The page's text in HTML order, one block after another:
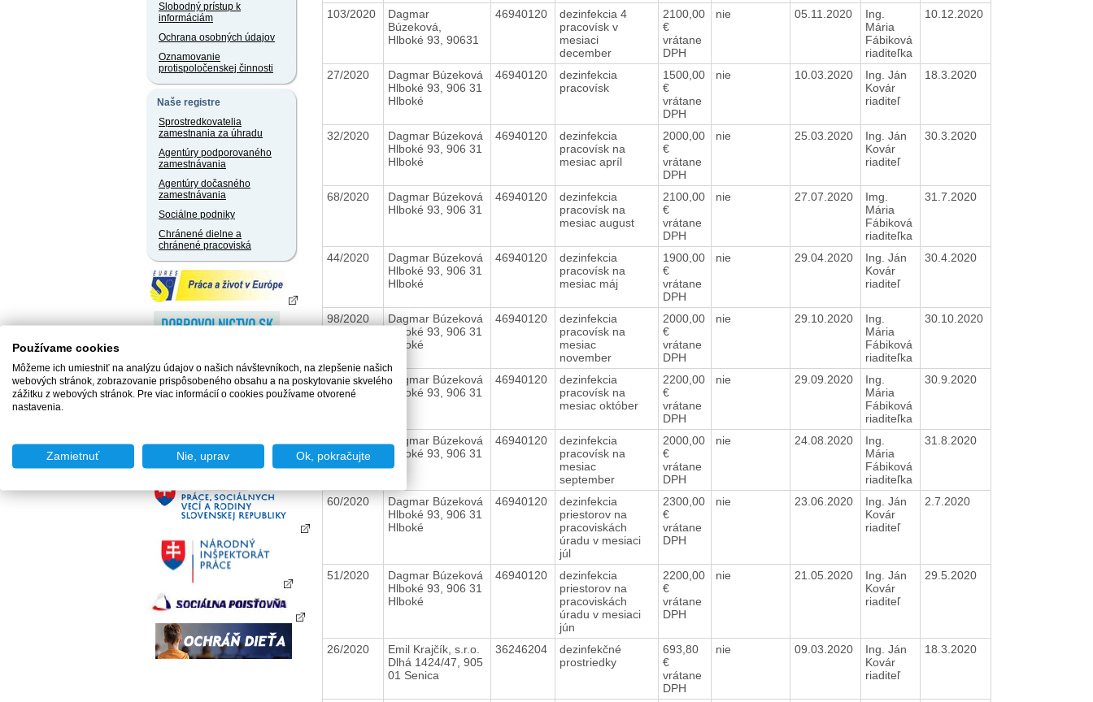
Slobodný prístup k
informáciám
Ochrana osobných údajov
Oznamovanie
protispoločenskej činnosti
Naše registre
Sprostredkovatelia
zamestnania za úhradu
Agentúry podporovaného
zamestnávania
Agentúry dočasného
zamestnávania
Sociálne podniky
Chránené dielne a
chránené pracoviská
103/2020
Dagmar
Búzeková,
Hlboké 93, 90631
46940120
dezinfekcia 4
pracovísk v
mesiaci
december
2100,00
€
vrátane
DPH
nie 05.11.2020
Ing.
Mária
Fábiková
riaditeľka
10.12.2020
27/2020
Dagmar Búzeková
Hlboké 93, 906 31
Hlboké
46940120
dezinfekcia
pracovísk
1500,00
€
vrátane
DPH
nie 10.03.2020
Ing. Ján
Kovár
riaditeľ
18.3.2020
32/2020
Dagmar Búzeková
Hlboké 93, 906 31
Hlboké
46940120
dezinfekcia
pracovísk na
mesiac apríl
2000,00
€
vrátane
DPH
nie 25.03.2020
Ing. Ján
Kovár
riaditeľ
30.3.2020
68/2020
Dagmar Búzeková
Hlboké 93, 906 31
46940120
dezinfekcia
pracovísk na
mesiac august
2100,00
€
vrátane
DPH
nie 27.07.2020
Img.
Mária
Fábiková
riaditeľka
31.7.2020
44/2020
Dagmar Búzeková
Hlboké 93, 906 31
Hlboké
46940120
dezinfekcia
pracovísk na
mesiac máj
1900,00
€
vrátane
DPH
nie 29.04.2020
Ing. Ján
Kovár
riaditeľ
30.4.2020
98/2020
Dagmar Búzeková
Hlboké 93, 906 31
Hlboké
46940120
dezinfekcia
pracovísk na
mesiac
november
2000,00
€
vrátane
DPH
nie 29.10.2020
Ing.
Mária
Fábiková
riaditeľka
30.10.2020
86/2020
Dagmar Búzeková
Hlboké 93, 906 31
46940120
dezinfekcia
pracovísk na
mesiac október
2200,00
€
vrátane
DPH
nie 29.09.2020
Ing.
Mária
Fábiková
riaditeľka
30.9.2020
Dagmar Búzeková
Hlboké 93, 906 31
46940120
dezinfekcia
pracovísk na
mesiac
september
2000,00
€
vrátane
DPH
nie 24.08.2020
Ing.
Mária
Fábiková
riaditeľka
31.8.2020
60/2020
Dagmar Búzeková
Hlboké 93, 906 31
Hlboké
46940120
dezinfekcia
priestorov na
pracoviskách
úradu v mesiaci
júl
2300,00
€
vrátane
DPH
nie 23.06.2020
Ing. Ján
Kovár
riaditeľ
2.7.2020
51/2020
Dagmar Búzeková
Hlboké 93, 906 31
Hlboké
46940120
dezinfekcia
priestorov na
pracoviskách
úradu v mesiaci
jún
2200,00
€
vrátane
DPH
nie 21.05.2020
Ing. Ján
Kovár
riaditeľ
29.5.2020
26/2020
Emil Krajčík, s.r.o.
Dlhá 1424/47, 905
01 Senica
36246204
dezinfekčné
prostriedky
693,80
€
vrátane
DPH
nie 09.03.2020
Ing. Ján
Kovár
riaditeľ
18.3.2020
Používame cookies
Môžeme ich umiestniť na analýzu údajov o našich návštevníkoch, na zlepšenie našich
webových stránok, zobrazovanie prispôsobeného obsahu a na poskytovanie skvelého
zážitku z webových stránok. Pre viac informácií o cookies používame otvorené
nastavenia.
Zamietnuť Nie, uprav Ok, pokračujte